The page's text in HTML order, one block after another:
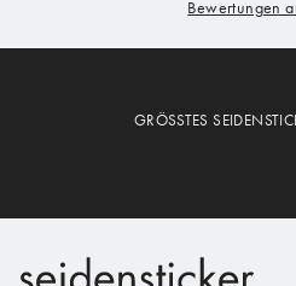
GRÖSSTES